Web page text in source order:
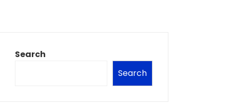
Search
Search